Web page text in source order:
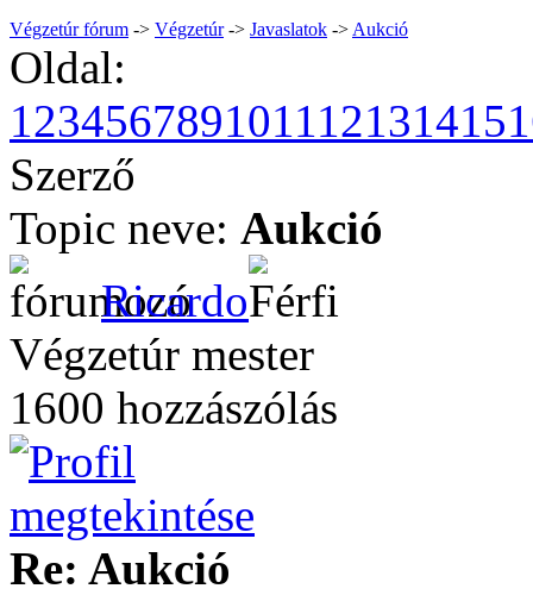
Végzetúr fórum -> Végzetúr-> Javaslatok -> Aukció
Oldal:
123456789101112131415
Szerző
Topic neve: Aukció
Ricardo
Végzetúr mester
1600 hozzászólás
Re: Aukció